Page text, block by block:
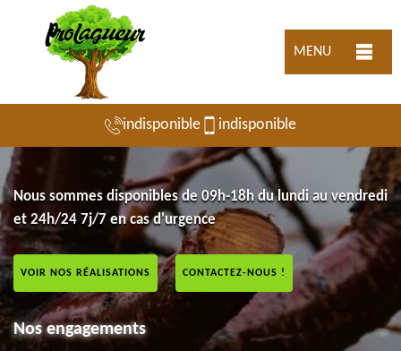
MENU
indisponible indisponible
Nous sommes disponibles de 09h-18h du lundi au vendredi
et 24h/24 7j/7 en cas d'urgence
VOIR NOS RÉALISATIONS CONTACTEZ-NOUS !
Nos engagements